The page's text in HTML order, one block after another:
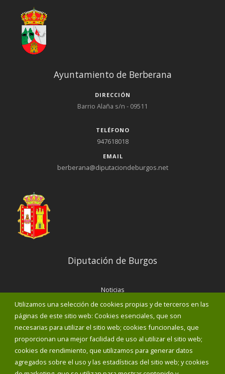
Utilizamos una selección de cookies propias y de terceros en las
páginas de este sitio web: Cookies esenciales, que son
necesarias para utilizar el sitio web; cookies funcionales, que
proporcionan una mejor facilidad de uso al utilizar el sitio web;
cookies de rendimiento, que utilizamos para generar datos
agregados sobre el uso y las estadísticas del sitio web; y cookies
Ayuntamiento de Berberana
DIRECCIÓN
Barrio Alaña s/n - 09511
TELÉFONO
947618018
EMAIL
berberana@diputaciondeburgos.net
Diputación de Burgos
Noticias
Eventos
Corporación Municipal
Teléfonos de interés
INICIAR SESIÓN
MAPA WEB